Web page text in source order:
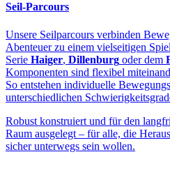
Seil-Parcours
Unsere Seilparcours verbinden
Abenteuer zu einem vielseitigen
Serie Haiger, Dillenburg oder dem
Komponenten sind flexibel
So entstehen individuelle
unterschiedlichen
Robust konstruiert und für den
Raum ausgelegt – für alle, die
sicher unterwegs sein wollen.